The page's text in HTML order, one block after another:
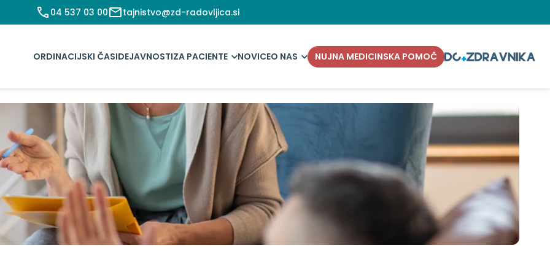
04 537 03 00 tajnistvo@zd-radovljica.si
ORDINACIJSKI ČASIDEJAVNOSTIZA PACIENTE NOVICEO NAS NUJNA MEDICINSKA POMOČ